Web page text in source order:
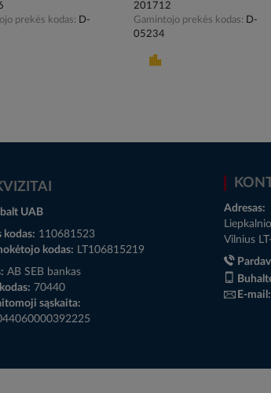
prekės kodas
D-
201712
Gamintojo prekės kodas
D-
05234
UAB
kodas: 110681523
kodas: LT106815219
AB SEB bankas
70440
sąskaita:
Adresas:
Vilnius
E-mail: